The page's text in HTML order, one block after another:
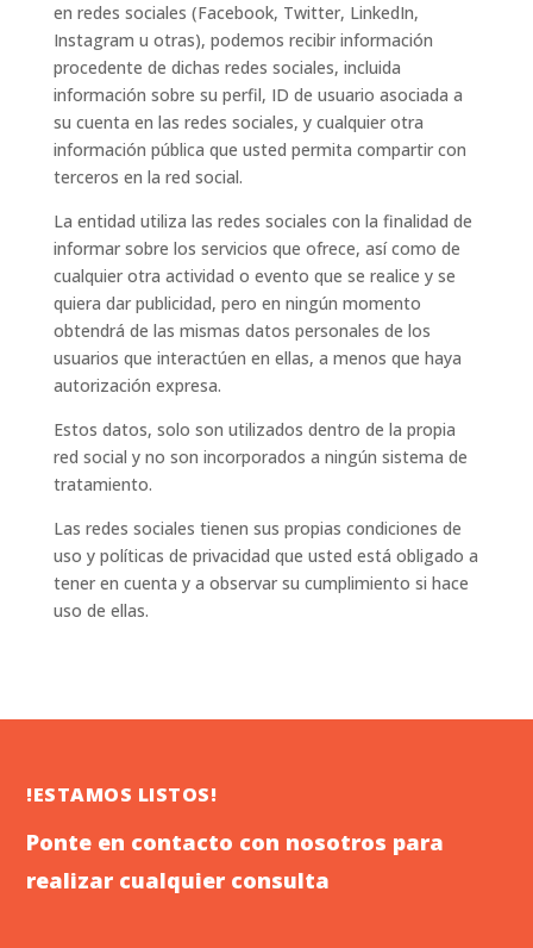
en redes sociales (Facebook, Twitter, LinkedIn,
Instagram u otras), podemos recibir información
procedente de dichas redes sociales, incluida
información sobre su perfil, ID de usuario asociada a
su cuenta en las redes sociales, y cualquier otra
información pública que usted permita compartir con
terceros en la red social.
La entidad utiliza las redes sociales con la finalidad de
informar sobre los servicios que ofrece, así como de
cualquier otra actividad o evento que se realice y se
quiera dar publicidad, pero en ningún momento
obtendrá de las mismas datos personales de los
usuarios que interactúen en ellas, a menos que haya
autorización expresa.
Estos datos, solo son utilizados dentro de la propia
red social y no son incorporados a ningún sistema de
tratamiento.
Las redes sociales tienen sus propias condiciones de
uso y políticas de privacidad que usted está obligado a
tener en cuenta y a observar su cumplimiento si hace
uso de ellas.
!ESTAMOS LISTOS!
Ponte en contacto con nosotros para
realizar cualquier consulta